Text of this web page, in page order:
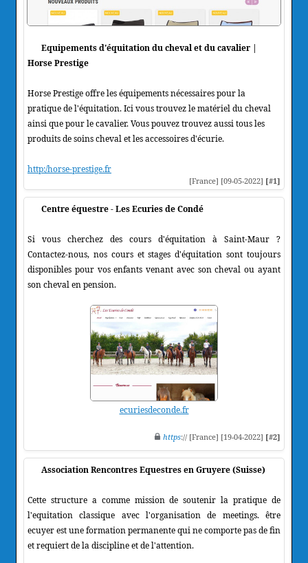
Equipements d'équitation du cheval et du cavalier |
Horse Prestige
Horse Prestige offre les équipements nécessaires pour la
pratique de l'équitation. Ici vous trouvez le matériel du cheval
ainsi que pour le cavalier. Vous pouvez trouvez aussi tous les
produits de soins cheval et les accessoires d'écurie.
http:/horse-prestige.fr
[France] [09-05-2022] [#1]
Centre équestre - Les Ecuries de Condé
Si vous cherchez des cours d'équitation à Saint-Maur ?
Contactez-nous, nos cours et stages d'équitation sont toujours
disponibles pour vos enfants venant avec son cheval ou ayant
son cheval en pension.
ecuriesdeconde.fr
https:// [France] [19-04-2022] [#2]
Association Rencontres Equestres en Gruyere (Suisse)
Cette structure a comme mission de soutenir la pratique de
l'equitation classique avec l'organisation de meetings. être
ecuyer est une formation permanente qui ne comporte pas de fin
et requiert de la discipline et de l'attention.